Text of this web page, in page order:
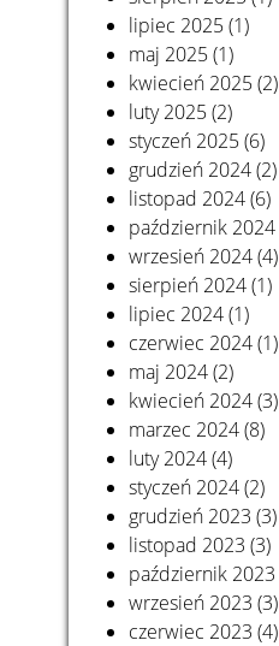
lipiec 2025(1)
maj 2025(1)
kwiecień 2025(2)
luty 2025(2)
styczeń 2025(6)
grudzień 2024(2)
listopad 2024(6)
październik 2024
wrzesień 2024(4)
sierpień 2024(1)
lipiec 2024(1)
czerwiec 2024(1)
maj 2024(2)
kwiecień 2024(3)
marzec 2024(8)
luty 2024(4)
styczeń 2024(2)
grudzień 2023 (3)
listopad 2023 (3)
październik 2023
wrzesień 2023 (3)
czerwiec 2023 (4)